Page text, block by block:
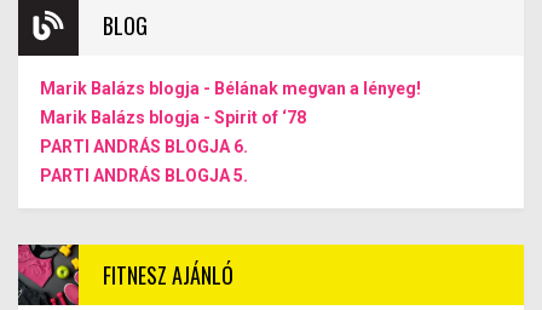
BLOG
Marik Balázs blogja - Bélának megvan a lényeg!
Marik Balázs blogja - Spirit of ‘78
PARTI ANDRÁS BLOGJA 6.
PARTI ANDRÁS BLOGJA 5.
FITNESZ AJÁNLÓ